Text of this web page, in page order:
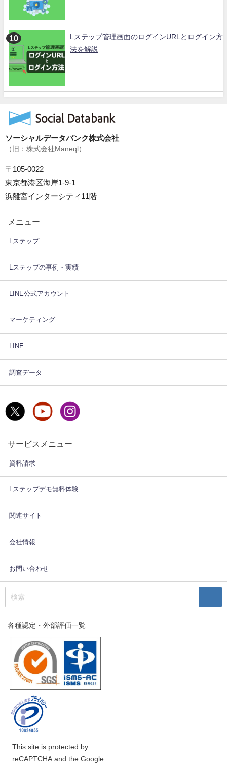
Lステップ管理画面のログインURLとログイン方
法を解説
ソーシャルデータバンク株式会社
（旧：株式会社Maneql）
〒105-0022
東京都港区海岸1-9-1
浜離宮インターシティ11階
メニュー
Lステップ
Lステップの事例・実績
LINE公式アカウント
マーケティング
LINE
調査データ
サービスメニュー
資料請求
Lステップデモ無料体験
関連サイト
会社情報
お問い合わせ
各種認定・外部評価一覧
This site is protected by
reCAPTCHA and the Google